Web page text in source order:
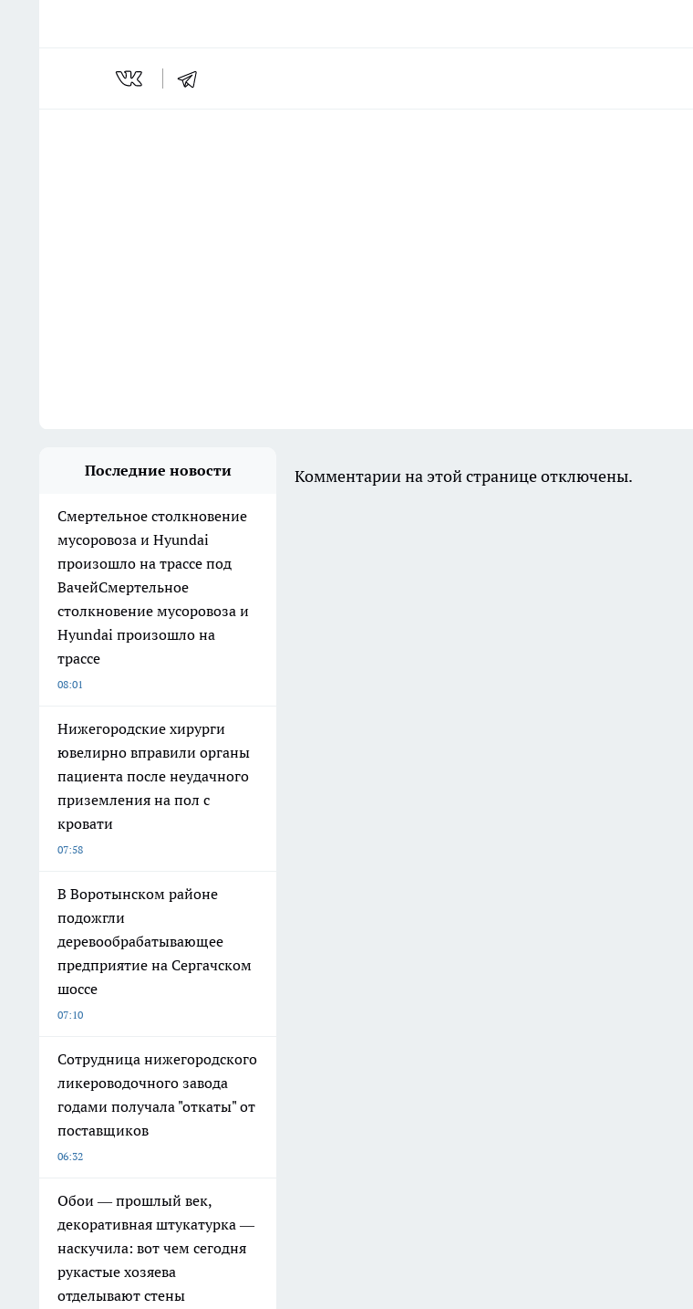
Последние новости
Смертельное столкновение
мусоровоза и Hyundai
произошло на трассе под
ВачейСмертельное
столкновение мусоровоза и
Hyundai произошло на
трассе
08:01
Нижегородские хирурги
ювелирно вправили органы
пациента после неудачного
приземления на пол с
кровати
07:58
В Воротынском районе
подожгли
деревообрабатывающее
предприятие на Сергачском
шоссе
07:10
Сотрудница нижегородского
ликероводочного завода
годами получала "откаты" от
поставщиков
06:32
Обои — прошлый век,
декоративная штукатурка —
наскучила: вот чем сегодня
рукастые хозяева
отделывают стены
Комментарии на этой странице отключены.